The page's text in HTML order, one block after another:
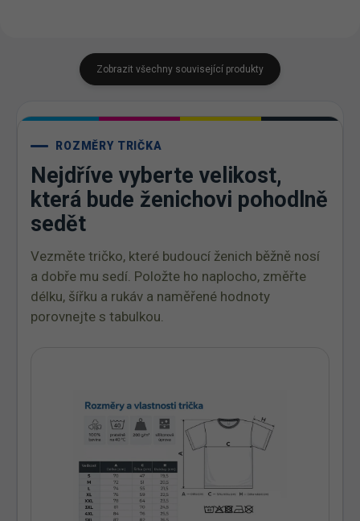
Zobrazit všechny související produkty
ROZMĚRY TRIČKA
Nejdříve vyberte velikost,
která bude ženichovi pohodlně
sedět
Vezměte tričko, které budoucí ženich běžně nosí
a dobře mu sedí. Položte ho naplocho, změřte
délku, šířku a rukáv a naměřené hodnoty
porovnejte s tabulkou.